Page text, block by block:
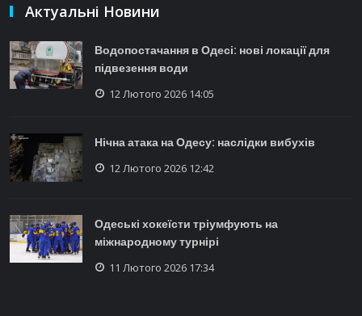
Актуальні Новини
Водопостачання в Одесі: нові локації для
підвезення води
12 Лютого 2026 14:05
Нічна атака на Одесу: наслідки вибухів
12 Лютого 2026 12:42
Одеські хокеїсти тріумфують на
міжнародному турнірі
11 Лютого 2026 17:34